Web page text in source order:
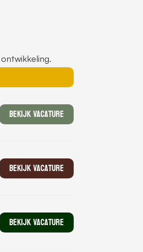
Bekijk Vacature
Bekijk Vacature
Bekijk Vacature